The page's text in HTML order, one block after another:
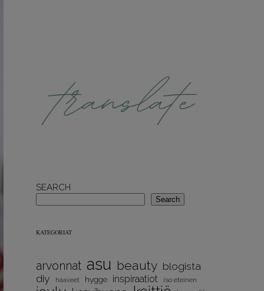
SEARCH
Search
KATEGORIAT
arvonnat asu beauty blogista
diy haaveet hygge inspiraatiot iso eteinen